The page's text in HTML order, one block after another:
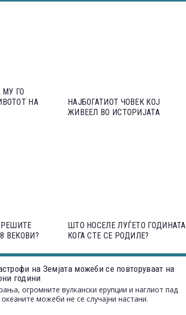
МУ ГО
НА
НАЈБОГАТИОТ ЧОВЕК КОЈ
ЖИВЕЕЛ ВО ИСТОРИЈАТА
ВЕКОВИ?
ШТО НОСЕЛЕ ЛУЃЕТО ГОДИНАТА
КОГА СТЕ СЕ РОДИЛЕ?
на Земјата можеби се повторуваат на
години
огромните вулкански ерупции и наглиот пад
можеби не се случајни настани.